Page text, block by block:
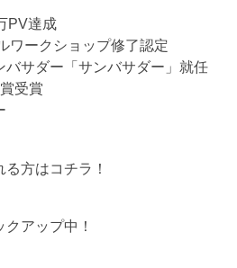
PV達成
ワークショップ修了認定
サダー「サンバサダー」就任
受賞
方はコチラ！
アップ中！